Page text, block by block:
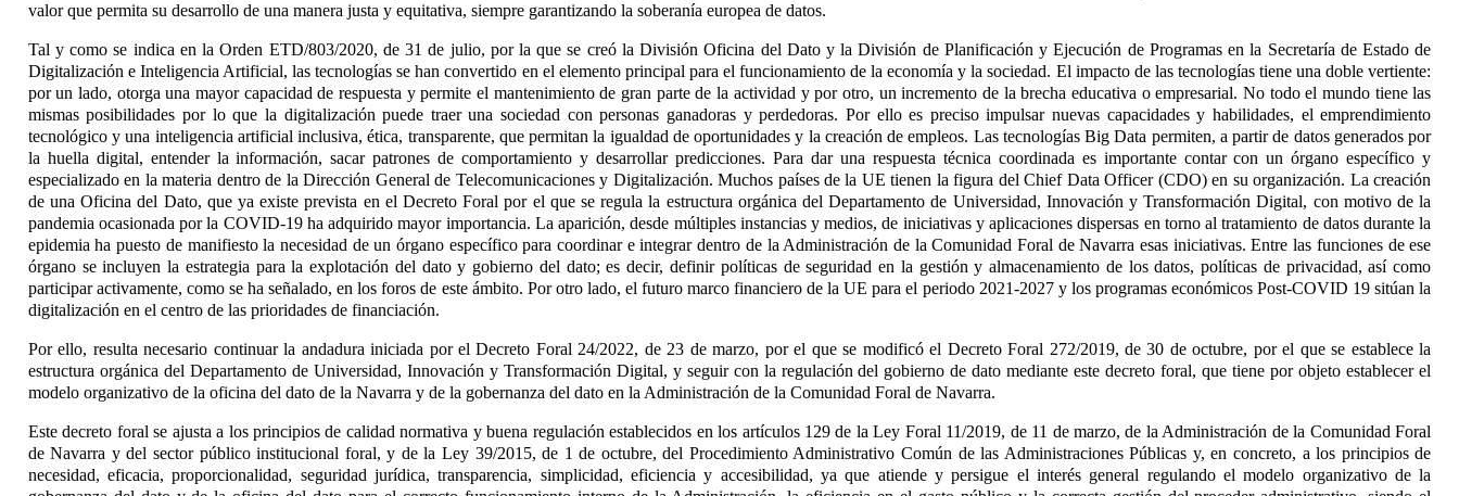
valor que permita su desarrollo de una manera justa y equitativa, siempre garantizando la soberanía europea de datos.
Tal y como se indica en la Orden ETD/803/2020, de 31 de julio, por la que se creó la División Oficina del Dato y la División de Planificación y Ejecución de Programas en la Secretaría de Estado de
Digitalización e Inteligencia Artificial, las tecnologías se han convertido en el elemento principal para el funcionamiento de la economía y la sociedad. El impacto de las tecnologías tiene una doble vertiente:
por un lado, otorga una mayor capacidad de respuesta y permite el mantenimiento de gran parte de la actividad y por otro, un incremento de la brecha educativa o empresarial. No todo el mundo tiene las
mismas posibilidades por lo que la digitalización puede traer una sociedad con personas ganadoras y perdedoras. Por ello es preciso impulsar nuevas capacidades y habilidades, el emprendimiento
tecnológico y una inteligencia artificial inclusiva, ética, transparente, que permitan la igualdad de oportunidades y la creación de empleos. Las tecnologías Big Data permiten, a partir de datos generados por
la huella digital, entender la información, sacar patrones de comportamiento y desarrollar predicciones. Para dar una respuesta técnica coordinada es importante contar con un órgano específico y
especializado en la materia dentro de la Dirección General de Telecomunicaciones y Digitalización. Muchos países de la UE tienen la figura del Chief Data Officer (CDO) en su organización. La creación
de una Oficina del Dato, que ya existe prevista en el Decreto Foral por el que se regula la estructura orgánica del Departamento de Universidad, Innovación y Transformación Digital, con motivo de la
pandemia ocasionada por la COVID-19 ha adquirido mayor importancia. La aparición, desde múltiples instancias y medios, de iniciativas y aplicaciones dispersas en torno al tratamiento de datos durante la
epidemia ha puesto de manifiesto la necesidad de un órgano específico para coordinar e integrar dentro de la Administración de la Comunidad Foral de Navarra esas iniciativas. Entre las funciones de ese
órgano se incluyen la estrategia para la explotación del dato y gobierno del dato; es decir, definir políticas de seguridad en la gestión y almacenamiento de los datos, políticas de privacidad, así como
participar activamente, como se ha señalado, en los foros de este ámbito. Por otro lado, el futuro marco financiero de la UE para el periodo 2021-2027 y los programas económicos Post-COVID 19 sitúan la
digitalización en el centro de las prioridades de financiación.
Por ello, resulta necesario continuar la andadura iniciada por el Decreto Foral 24/2022, de 23 de marzo, por el que se modificó el Decreto Foral 272/2019, de 30 de octubre, por el que se establece la
estructura orgánica del Departamento de Universidad, Innovación y Transformación Digital, y seguir con la regulación del gobierno de dato mediante este decreto foral, que tiene por objeto establecer el
modelo organizativo de la oficina del dato de la Navarra y de la gobernanza del dato en la Administración de la Comunidad Foral de Navarra.
Este decreto foral se ajusta a los principios de calidad normativa y buena regulación establecidos en los artículos 129de la Ley Foral 11/2019, de 11 de marzo, de la Administración de la Comunidad Foral
de Navarra y del sector público institucional foral, y de la Ley 39/2015, de 1 de octubre, del Procedimiento Administrativo Común de las Administraciones Públicas y, en concreto, a los principios de
necesidad, eficacia, proporcionalidad, seguridad jurídica, transparencia, simplicidad, eficiencia y accesibilidad, ya que atiende y persigue el interés general regulando el modelo organizativo de la